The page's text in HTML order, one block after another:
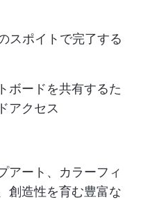
スポイトで完了する
ボードを共有するた
アクセス
アート、カラーフィ
創造性を育む豊富な